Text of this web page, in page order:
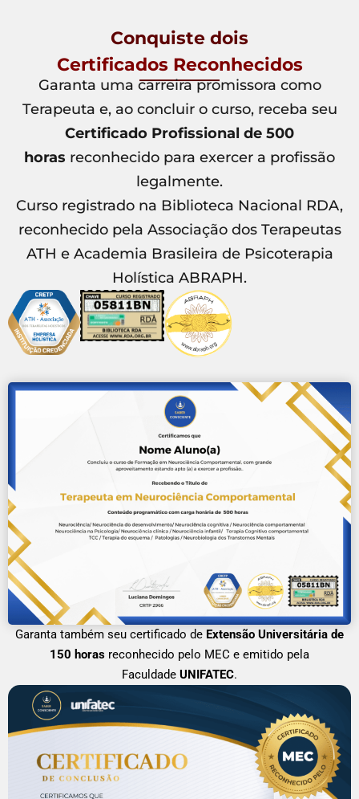
Conquiste dois
Certificados Reconhecidos
Garanta uma carreira promissora como
Terapeuta e, ao concluir o curso, receba seu
Certificado Profissional de 500
horas reconhecido para exercer a profissão
legalmente.
Curso registrado na Biblioteca Nacional RDA,
reconhecido pela Associação dos Terapeutas
ATH e Academia Brasileira de Psicoterapia
Holística ABRAPH.
Garanta também seu certificado de Extensão Universitária de
150 horas reconhecido pelo MEC e emitido pela
Faculdade UNIFATEC.